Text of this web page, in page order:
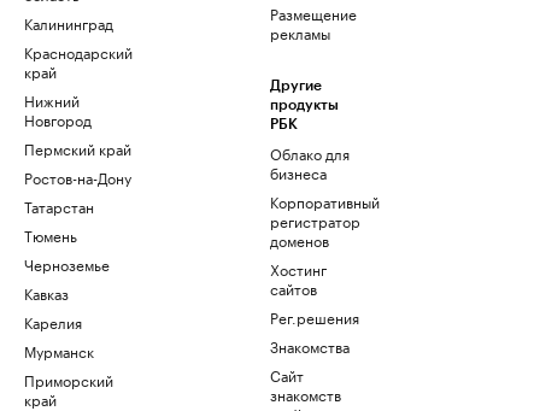
Калининград
Краснодарский
край
Нижний
Новгород
Пермский край
Ростов-на-Дону
Татарстан
Тюмень
Черноземье
Кавказ
Карелия
Мурманск
Приморский
край
Размещение
рекламы
Другие
продукты
РБК
Облако для
бизнеса
Корпоративный
регистратор
доменов
Хостинг
сайтов
Рег.решения
Знакомства
Сайт
знакомств